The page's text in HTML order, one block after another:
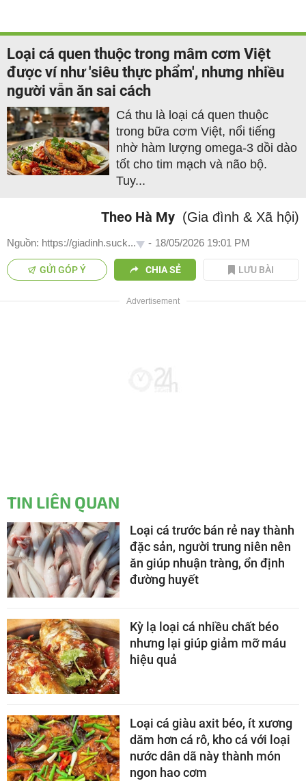
Loại cá quen thuộc trong mâm cơm Việt
được ví như 'siêu thực phẩm', nhưng nhiều
người vẫn ăn sai cách
Cá thu là loại cá quen thuộc
trong bữa cơm Việt, nổi tiếng
nhờ hàm lượng omega-3 dồi dào
tốt cho tim mạch và não bộ.
Tuy...
Theo Hà My (Gia đình & Xã hội)
Nguồn: https://giadinh.suck... - 18/05/2026 19:01 PM
GỬI GÓP Ý CHIA SẺ LƯU BÀI
TIN LIÊN QUAN
Loại cá trước bán rẻ nay thành
đặc sản, người trung niên nên
ăn giúp nhuận tràng, ổn định
đường huyết
Kỳ lạ loại cá nhiều chất béo
nhưng lại giúp giảm mỡ máu
hiệu quả
Loại cá giàu axit béo, ít xương
dăm hơn cá rô, kho cá với loại
nước dân dã này thành món
ngon hao cơm